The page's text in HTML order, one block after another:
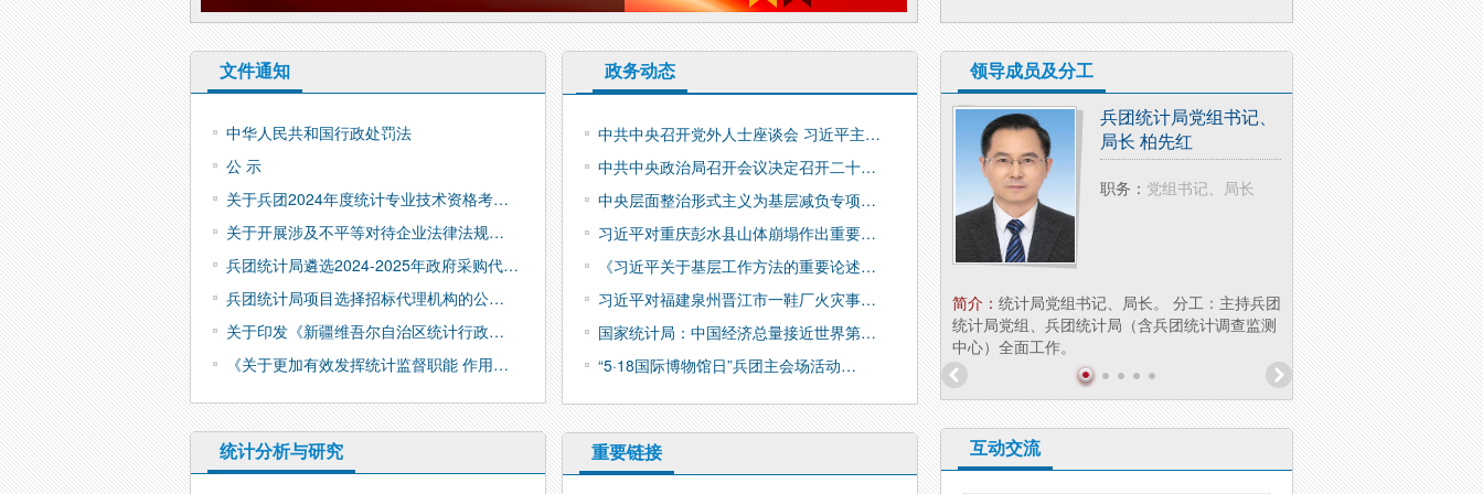
文件通知
中华人民共和国行政处罚法
公 示
关于兵团2024年度统计专业技术资格考…
关于开展涉及不平等对待企业法律法规…
兵团统计局遴选2024-2025年政府采购代…
兵团统计局项目选择招标代理机构的公…
关于印发《新疆维吾尔自治区统计行政…
《关于更加有效发挥统计监督职能 作用…
政务动态
中共中央召开党外人士座谈会 习近平主…
中共中央政治局召开会议决定召开二十…
中央层面整治形式主义为基层减负专项…
习近平对重庆彭水县山体崩塌作出重要…
《习近平关于基层工作方法的重要论述…
习近平对福建泉州晋江市一鞋厂火灾事…
国家统计局：中国经济总量接近世界第…
“5·18国际博物馆日”兵团主会场活动…
统计分析与研究 重要链接
领导成员及分工
兵团统计局副局长 陈
淑清
职务： 副局长
简介：陈淑清，女，汉族，硕士研究生学历，经
济学硕士，兵团统计局副局长（援疆）。 分工：
分管政策法规研究...
兵团统计局党组书记、
局长 柏先红
职务： 党组书记、局长
简介： 统计局党组书记、局长。 分工：主持兵团
统计局党组、兵团统计局（含兵团统计调查监测
中心）全面工作。
兵团
副局
职务：
简介：李 萍，女，汉族，大
兵团统计局党组成员、副局
业统计处（社会科技...
互动交流